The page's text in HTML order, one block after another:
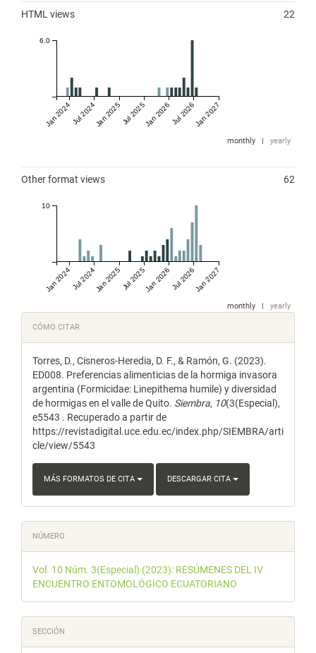
HTML views 22
Jan 2024Jul 2024Jan 2025Jul 2025Jan 2026Jul 2026Jan 2027
6.0
monthly yearly
Other format views 62
Jan 2024Jul 2024Jan 2025Jul 2025Jan 2026Jul 2026Jan 2027
10
monthly yearly
Detalles
del
artículo
CÓMO CITAR
Torres, D., Cisneros-Heredia, D. F., & Ramón, G. (2023).
ED008. Preferencias alimenticias de la hormiga invasora
argentina (Formicidae: Linepithema humile) y diversidad
de hormigas en el valle de Quito. Siembra, 10(3(Especial),
e5543 . Recuperado a partir de
https://revistadigital.uce.edu.ec/index.php/SIEMBRA/arti
cle/view/5543
MÁS FORMATOS DE CITA DESCARGAR CITA
NÚMERO
Vol. 10 Núm. 3(Especial) (2023): RESÚMENES DEL IV
ENCUENTRO ENTOMOLÓGICO ECUATORIANO
SECCIÓN